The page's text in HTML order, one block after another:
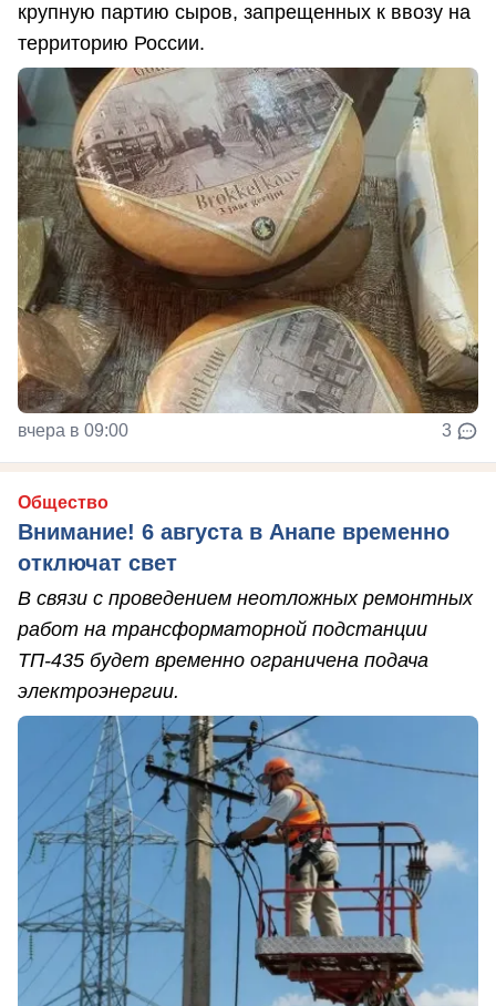
крупную партию сыров, запрещенных к ввозу на
территорию России.
вчера в 09:00 3
Общество
Внимание! 6 августа в Анапе временно
отключат свет
В связи с проведением неотложных ремонтных
работ на трансформаторной подстанции
ТП-435 будет временно ограничена подача
электроэнергии.